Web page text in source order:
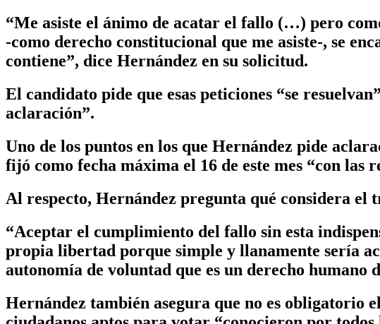
“Me asiste el ánimo de acatar el fallo (…) pero
-como derecho constitucional que me asiste-, se
contiene”, dice Hernández en su solicitud.
El candidato pide que esas peticiones “se
aclaración”.
Uno de los puntos en los que Hernández pide
fijó como fecha máxima el 16 de este mes “con las
Al respecto, Hernández pregunta qué considera el
“Aceptar el cumplimiento del fallo sin esta
propia libertad porque simple y llanamente sería
autonomía de voluntad que es un derecho
Hernández también asegura que no es obligatorio